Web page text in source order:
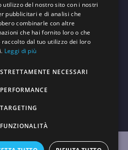
utilizzo del nostro sito con i nostri
pubblicitari e di analisi che
combinarle con altre
che hai fornito loro o che
raccolto dal tuo utilizzo dei loro
Leggi di più
STRETTAMENTE NECESSARI
PERFORMANCE
TARGETING
FUNZIONALITÀ